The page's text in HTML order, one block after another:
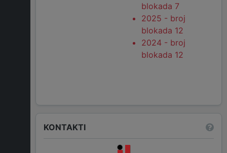
blokada 7
2025 - broj
blokada 12
2024 - broj
blokada 12
KONTAKTI